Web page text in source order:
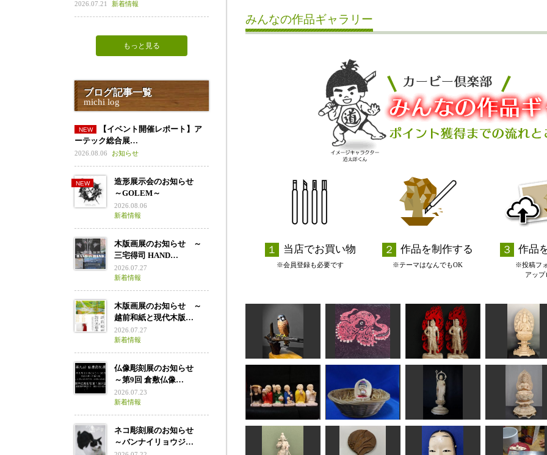
みんなの作品ギャラリー
当店でお買い物
※会員登録も必要です
作品を制作する
※テーマはなんでもOK
作品
※投稿フ
アップ
チョウゲンボウ タコちゃん
すずめようこ
不動明王
はぐれ庵
聖観音座像
彫マサ
2026.07.21 新着情報
もっと見る
ブログ記事一覧
michi log
【イベント開催レポート】ア
ーテック総合展…
2026.08.06 お知らせ
造形展示会のお知らせ
～GOLEM～
2026.08.06
新着情報
木版画展のお知らせ ～
三宅得司 HAND…
2026.07.27
新着情報
木版画展のお知らせ ～
越前和紙と現代木版…
2026.07.27
新着情報
仏像彫刻展のお知らせ
～第9回 倉敷仏像…
2026.07.23
新着情報
ネコ彫刻展のお知らせ
～バンナイリョウジ…